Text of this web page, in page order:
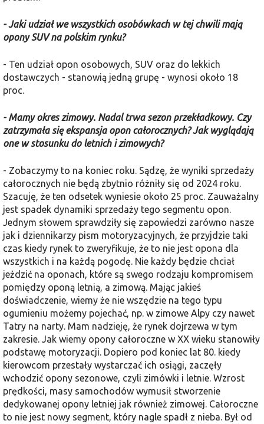
- Jaki udział we wszystkich osobówkach w tej chwili mają
opony SUV na polskim rynku?
- Ten udział opon osobowych, SUV oraz do lekkich
dostawczych - stanowią jedną grupę - wynosi około 18
proc.
- Mamy okres zimowy. Nadal trwa sezon przekładkowy. Czy
zatrzymała się ekspansja opon całorocznych? Jak wyglądają
one w stosunku do letnich i zimowych?
- Zobaczymy to na koniec roku. Sądzę, że wyniki sprzedaży
całorocznych nie będą zbytnio różniły się od 2024 roku.
Szacuję, że ten odsetek wyniesie około 25 proc. Zauważalny
jest spadek dynamiki sprzedaży tego segmentu opon.
Jednym słowem sprawdziły się zapowiedzi zarówno nasze
jak i dziennikarzy pism motoryzacyjnych, że przyjdzie taki
czas kiedy rynek to zweryfikuje, że to nie jest opona dla
wszystkich i na każdą pogodę. Nie każdy będzie chciał
jeździć na oponach, które są swego rodzaju kompromisem
pomiędzy oponą letnią, a zimową. Mając jakieś
doświadczenie, wiemy że nie wszędzie na tego typu
ogumieniu możemy pojechać, np. w zimowe Alpy czy nawet
Tatry na narty. Mam nadzieję, że rynek dojrzewa w tym
zakresie. Jak wiemy opony całoroczne w XX wieku stanowiły
podstawę motoryzacji. Dopiero pod koniec lat 80. kiedy
kierowcom przestały wystarczać ich osiągi, zaczęły
wchodzić opony sezonowe, czyli zimówki i letnie. Wzrost
prędkości, masy samochodów wymusił stworzenie
dedykowanej opony letniej jak również zimowej. Całoroczne
to nie jest nowy segment, który nagle spadł z nieba. Był od